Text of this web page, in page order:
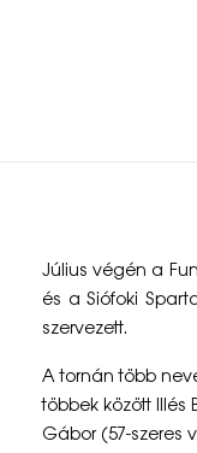
.
F
u
n
Július végén a
és a Siófoki
szervezett.
A tornán több
többek között Illés
Gábor (57-szeres